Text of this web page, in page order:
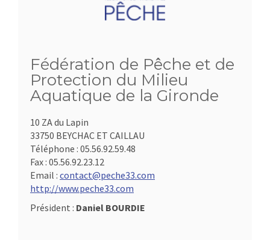
Fédération de Pêche et de
Protection du Milieu
Aquatique de la Gironde
10 ZA du Lapin
33750 BEYCHAC ET CAILLAU
Téléphone : 05.56.92.59.48
Fax : 05.56.92.23.12
Email : contact@peche33.com
http://www.peche33.com
Président : Daniel BOURDIE